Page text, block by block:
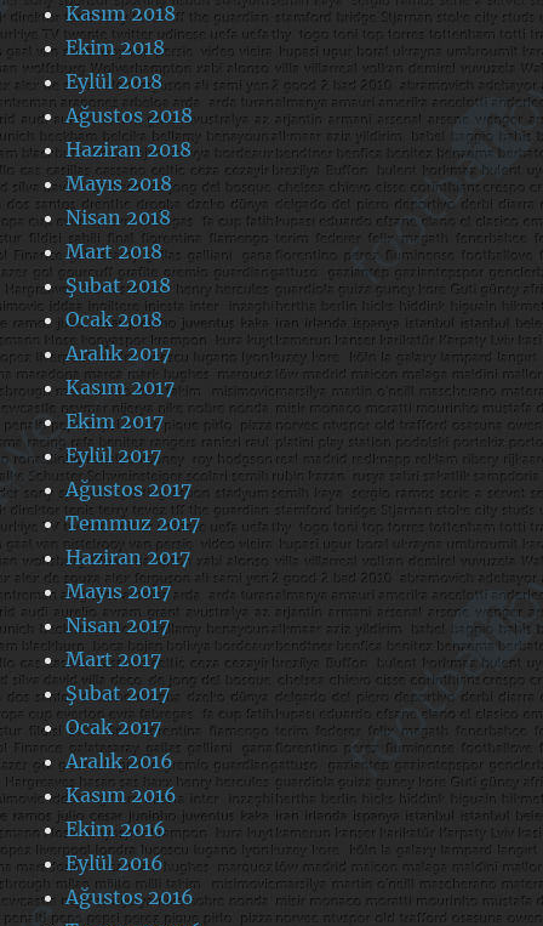
Kasım 2018
Ekim 2018
Eylül 2018
Ağustos 2018
Haziran 2018
Mayıs 2018
Nisan 2018
Mart 2018
Şubat 2018
Ocak 2018
Aralık 2017
Kasım 2017
Ekim 2017
Eylül 2017
Ağustos 2017
Temmuz 2017
Haziran 2017
Mayıs 2017
Nisan 2017
Mart 2017
Şubat 2017
Ocak 2017
Aralık 2016
Kasım 2016
Ekim 2016
Eylül 2016
Ağustos 2016